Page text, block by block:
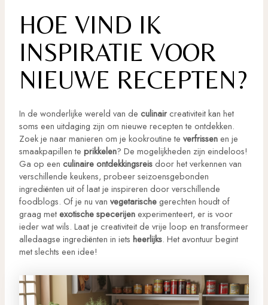
HOE VIND IK
INSPIRATIE VOOR
NIEUWE RECEPTEN?
In de wonderlijke wereld van de culinaircreativiteit kan het
soms een uitdaging zijn om nieuwe recepten te ontdekken.
Zoek je naar manieren om je kookroutine te verfrissenen je
smaakpapillen te prikkelen? De mogelijkheden zijn eindeloos!
Ga op een culinaire ontdekkingsreisdoor het verkennen van
verschillende keukens, probeer seizoensgebonden
ingrediënten uit of laat je inspireren door verschillende
foodblogs. Of je nu van vegetarischegerechten houdt of
graag metexotische specerijenexperimenteert, er is voor
ieder wat wils. Laat je creativiteit de vrije loop en transformeer
alledaagse ingrediënten in iets heerlijks. Het avontuur begint
met slechts een idee!